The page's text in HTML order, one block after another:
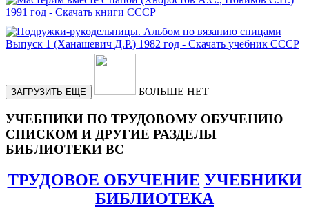
ЗАГРУЗИТЬ ЕЩЕ БОЛЬШЕ НЕТ
УЧЕБНИКИ ПО ТРУДОВОМУ ОБУЧЕНИЮ
СПИСКОМ И ДРУГИЕ РАЗДЕЛЫ
БИБЛИОТЕКИ ВС
ТРУДОВОЕ ОБУЧЕНИЕ УЧЕБНИКИ
БИБЛИОТЕКА